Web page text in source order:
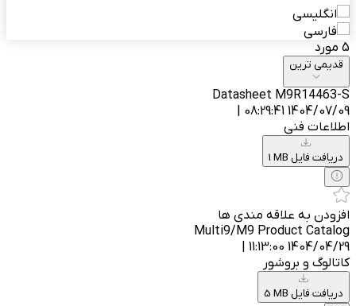
انگلیسی
فارسی
5 مورد
قدیمی ترین
Datasheet M9R14463-S
1404/07/09 08:29:41 |
اطلاعات فنی
1 MB دریافت فایل
افزودن به علاقه مندی ها
Multi9/M9 Product Catalog
1404/04/29 11:13:00 |
کاتالوگ و بروشور
5 MB دریافت فایل